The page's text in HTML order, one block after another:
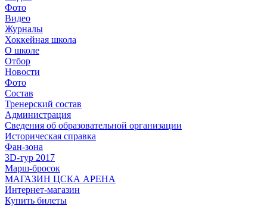
Фото
Видео
Журналы
Хоккейная школа
О школе
Отбор
Новости
Фото
Состав
Тренерский состав
Администрация
Сведения об образовательной организации
Историческая справка
Фан-зона
3D-тур 2017
Марш-бросок
МАГАЗИН ЦСКА АРЕНА
Интернет-магазин
Купить билеты